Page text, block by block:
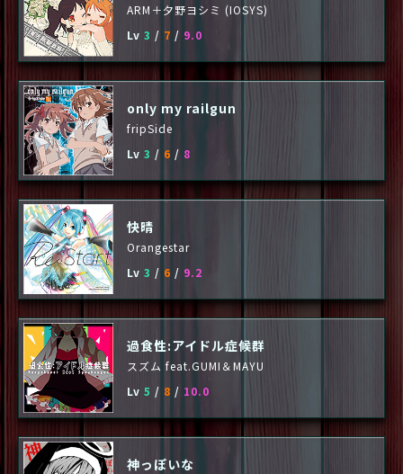
ARM＋夕野ヨシミ (IOSYS)
Lv 3 / 7 / 9.0
only my railgun
fripSide
Lv 3 / 6 / 8
快晴
Orangestar
Lv 3 / 6 / 9.2
過食性:アイドル症候群
スズム feat.GUMI＆MAYU
Lv 5 / 8 / 10.0
神っぽいな